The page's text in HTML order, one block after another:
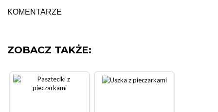
KOMENTARZE
ZOBACZ TAKŻE: